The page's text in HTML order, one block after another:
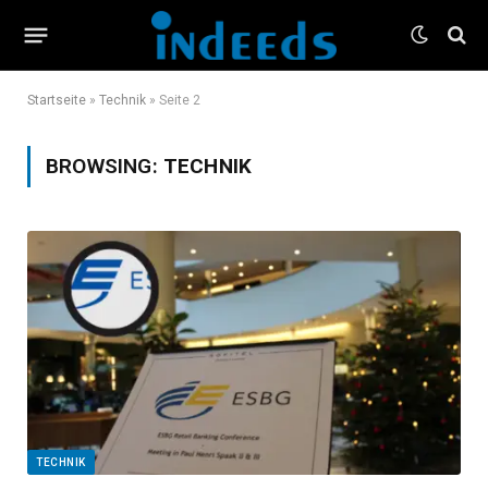
Startseite » Technik » Seite 2
BROWSING: TECHNIK
TECHNIK